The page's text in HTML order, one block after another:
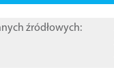
źródłowych: